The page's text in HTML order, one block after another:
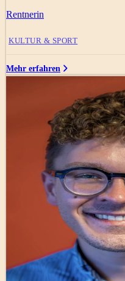
Rentnerin
KULTUR & SPORT
Mehr erfahren